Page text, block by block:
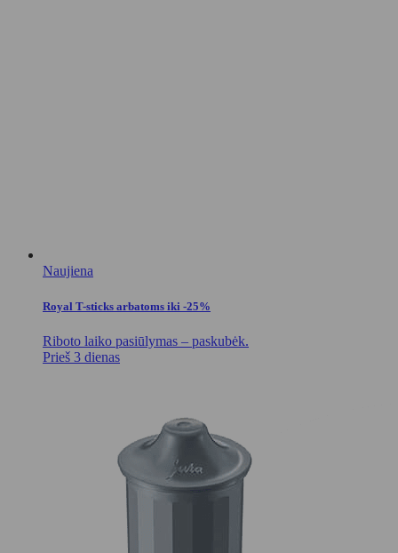
Naujiena
Royal T-sticks arbatoms iki -25%
Riboto laiko pasiūlymas – paskubėk.
Prieš 3 dienas